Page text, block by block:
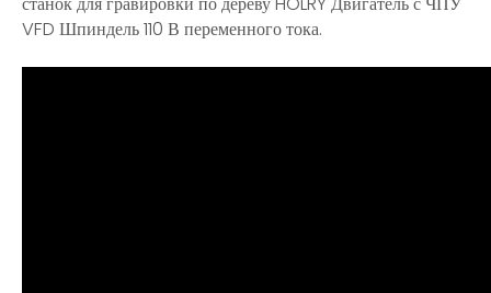
VFD Шпиндель 110 В переменного тока.